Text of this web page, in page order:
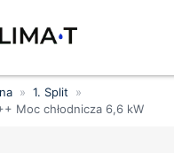
» 1. Split
»
Moc chłodnicza 6,6 kW